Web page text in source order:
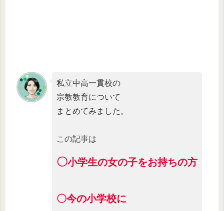
私立中高一貫校の
宗教教育について
まとめてみました。
この記事は
〇小学生の女の子をお持ちの方
〇今の小学校に